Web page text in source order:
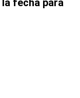
la fecha para